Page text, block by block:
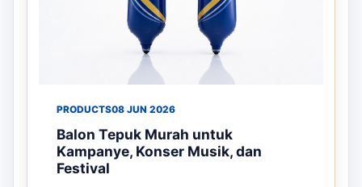
PRODUCTS08 JUN 2026
Balon Tepuk Murah untuk
Kampanye, Konser Musik, dan
Festival